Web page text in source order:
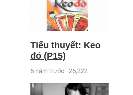
Tiểu thuyết: Keo
đỏ (P15)
6 năm trước 26,222